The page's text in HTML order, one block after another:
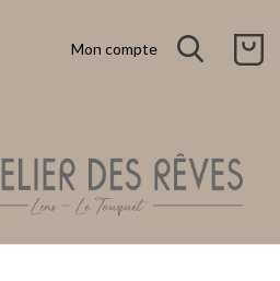
Mon compte